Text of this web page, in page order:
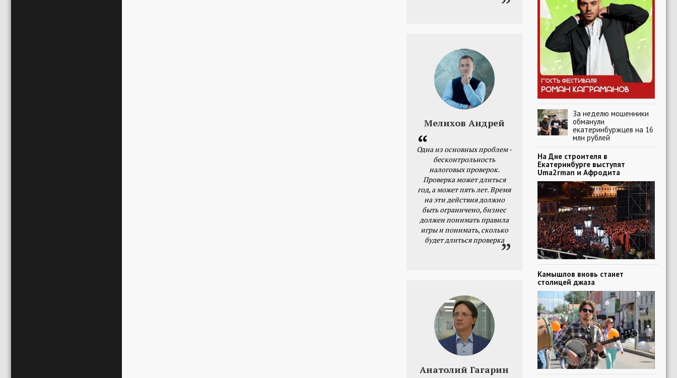
Мелихов Андрей
Одна из основных проблем -
бесконтрольность
налоговых проверок.
Проверка может длиться
год, а может пять лет. Время
на эти действия должно
быть ограничено, бизнес
должен понимать правила
игры и понимать, сколько
будет длиться проверка
Анатолий Гагарин
За неделю мошенники
обманули
екатеринбуржцев на 16
млн рублей
На Дне строителя в
Екатеринбурге выступят
Uma2rman и Афродита
Камышлов вновь станет
столицей джаза